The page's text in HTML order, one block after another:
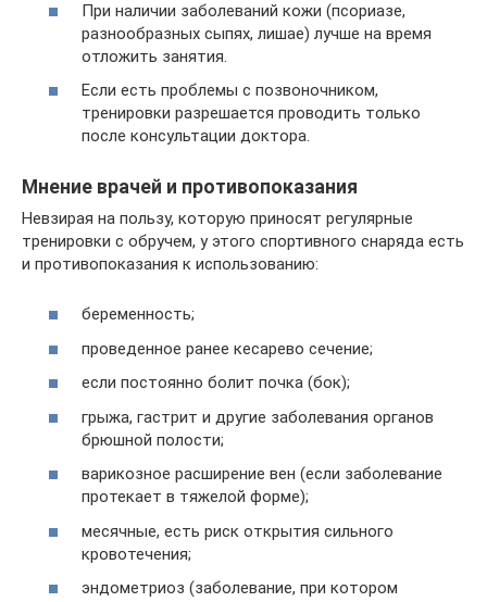
При наличии заболеваний кожи (псориазе,
разнообразных сыпях, лишае) лучше на время
отложить занятия.
Если есть проблемы с позвоночником,
тренировки разрешается проводить только
после консультации доктора.
Мнение врачей и противопоказания
Невзирая на пользу, которую приносят регулярные
тренировки с обручем, у этого спортивного снаряда есть
и противопоказания к использованию:
беременность;
проведенное ранее кесарево сечение;
если постоянно болит почка (бок);
грыжа, гастрит и другие заболевания органов
брюшной полости;
варикозное расширение вен (если заболевание
протекает в тяжелой форме);
месячные, есть риск открытия сильного
кровотечения;
эндометриоз (заболевание, при котором